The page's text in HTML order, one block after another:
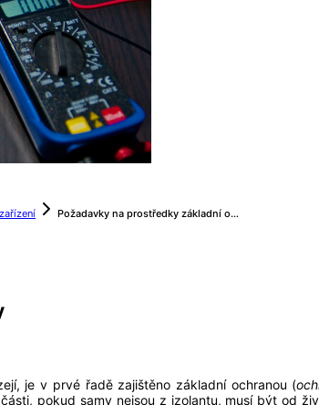
Požadavky na prostředky základní ochrany
je v prvé řadě zajištěno základní ochranou (
pokud samy nejsou z izolantu, musí být od